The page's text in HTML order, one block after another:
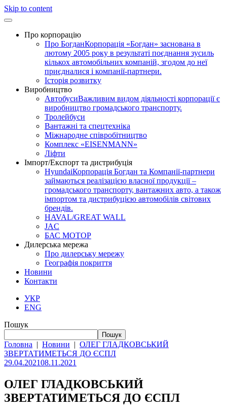
Skip to content
Про корпорацію
Про БогданКорпорація «Богдан» заснована в
лютому 2005 року в результаті поєднання зусиль
кількох автомобільних компаній, згодом до неї
приєдналися і компанії-партнери.
Історія розвитку
Виробництво
АвтобусиВажливим видом діяльності корпорації є
виробництво громадського транспорту.
Тролейбуси
Вантажні та спецтехніка
Міжнародне співробітництво
Комплекс «EISENMANN»
Ліфти
Імпорт/Експорт та дистрибуція
HyundaiКорпорація Богдан та Компанії-партнери
займаються реалізацією власної продукції –
громадського транспорту, вантажних авто, а також
імпортом та дистрибуцією автомобілів світових
брендів.
HAVAL/GREAT WALL
JAC
БАС МОТОР
Дилерська мережа
Про дилерську мережу
Географія покриття
Новини
Контакти
УКР
ENG
Пошук
Пошук
Головна | Новини | ОЛЕГ ГЛАДКОВСЬКИЙ
ЗВЕРТАТИМЕТЬСЯ ДО ЄСПЛ
29.04.202108.11.2021
ОЛЕГ ГЛАДКОВСЬКИЙ
ЗВЕРТАТИМЕТЬСЯ ДО ЄСПЛ